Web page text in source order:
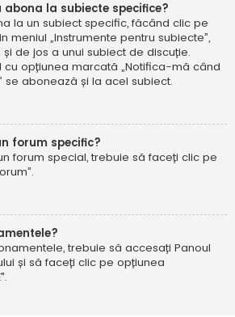
la subiecte specifice?
la un subiect specific, făcând clic pe
meniul „Instrumente pentru subiecte”,
de jos a unui subiect de discuție.
cu opțiunea marcată „Notifica-mă când
se abonează și la acel subiect.
forum specific?
forum special, trebuie să faceți clic pe
trebuie să accesați Panoul
și să faceți clic pe opțiunea